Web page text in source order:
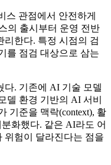
스 관점에서 안전하게
의 출시부터 운영 전반
리한다. 특정 시점의 검
를 점검 대상으로 삼는
다. 기존에 AI 기술 모델
델 환경 기반의 AI 서비
기준을 맥락(context), 활
분화했다. 같은 AI라도 어
위험이 달라진다는 점을